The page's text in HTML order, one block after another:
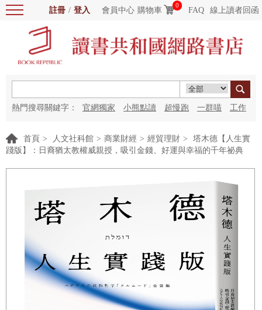
註冊 / 登入 會員中心 購物車
0
FAQ 線上讀者回函
熱門搜尋關鍵字： 官網獨家 小熊點讀 超慢跑 一群喵 工作
首頁 > 人文社科館 > 商業財經 > 經貿理財 >
塔木德【人生實
踐版】：日裔猶太教權威親授，吸引金錢、好運與幸福的千年祕典